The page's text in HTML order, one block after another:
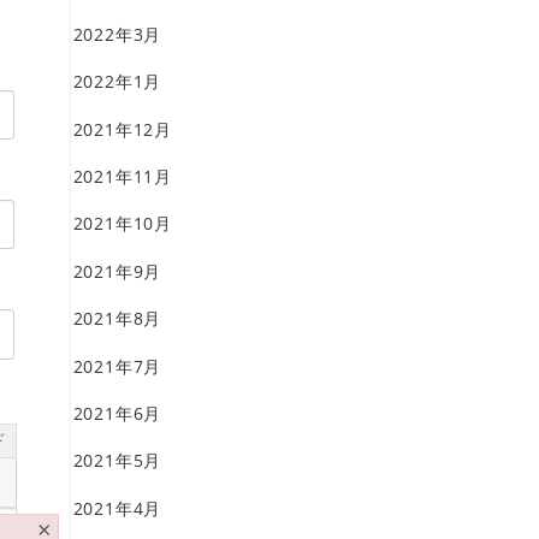
2022年3月
2022年1月
2021年12月
2021年11月
2021年10月
2021年9月
2021年8月
2021年7月
2021年6月
2021年5月
2021年4月
×